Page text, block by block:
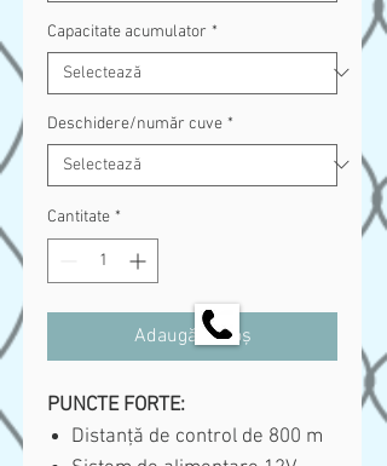
Capacitate acumulator *
Deschidere/număr cuve *
Cantitate *
Adaugă în coș
PUNCTE FORTE:
Distanță de control de 800 m